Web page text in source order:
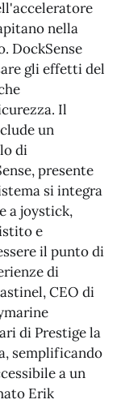
nella
DockSense
gli effetti del
Il
un
di
presente
si integra
a joystick,
e
il punto di
di
CEO di
di Prestige la
semplificando
a un
Erik